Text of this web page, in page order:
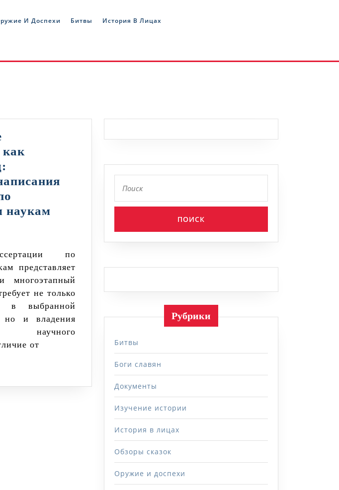
И Доспехи Битвы История В Лицах
как
наукамИсторическое
научный
труд:
особенности
написания
диссертаций
по
историческим
представляет
многоэтапный
не только
в выбранной
но и владения
научного
от
Рубрики
Битвы
Боги славян
Документы
Изучение истории
История в лицах
Обзоры сказок
Оружие и доспехи